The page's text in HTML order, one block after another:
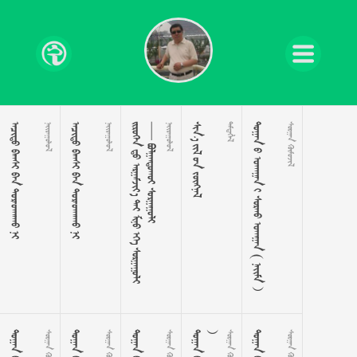

     
     
























































 
     
      (  
